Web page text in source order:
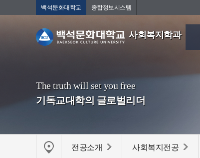
백석문화대학교 종합정보시스템
사회복지학과
The truth will set you free
기독교대학의 글로벌리더
전공소개 사회복지전공